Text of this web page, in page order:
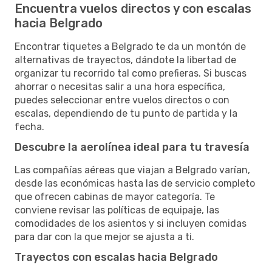
Encuentra vuelos directos y con escalas
hacia Belgrado
Encontrar tiquetes a Belgrado te da un montón de
alternativas de trayectos, dándote la libertad de
organizar tu recorrido tal como prefieras. Si buscas
ahorrar o necesitas salir a una hora específica,
puedes seleccionar entre vuelos directos o con
escalas, dependiendo de tu punto de partida y la
fecha.
Descubre la aerolínea ideal para tu travesía
Las compañías aéreas que viajan a Belgrado varían,
desde las económicas hasta las de servicio completo
que ofrecen cabinas de mayor categoría. Te
conviene revisar las políticas de equipaje, las
comodidades de los asientos y si incluyen comidas
para dar con la que mejor se ajusta a ti.
Trayectos con escalas hacia Belgrado